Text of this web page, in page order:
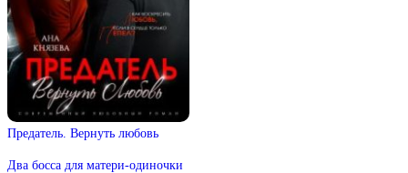
Предатель. Вернуть любовь
Два босса для матери-одиночки